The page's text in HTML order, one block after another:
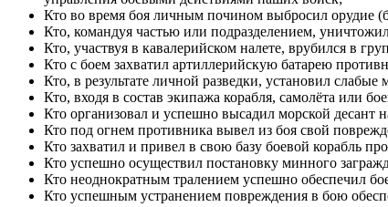
Кто во время боя личным почином выбросил орудие (
Кто, командуя частью или подразделением,
Кто, участвуя в кавалерийском налете, врубился в
Кто с боем захватил артиллерийскую батарею
Кто, в результате личной разведки, установил
Кто, входя в состав экипажа корабля, самолёта или
Кто организовал и успешно высадил морской десант
Кто под огнем противника вывел из боя свой
Кто захватил и привел в свою базу боевой корабль
Кто успешно осуществил постановку минного
Кто неоднократным тралением успешно обеспечил
Кто успешным устранением повреждения в бою